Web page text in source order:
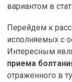
вариантом в
Перейдем к
исполняемых с
Интересным
приема
отраженного в